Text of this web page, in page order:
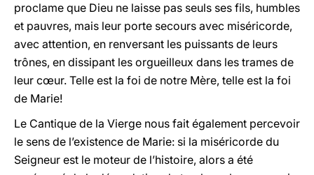
proclame que Dieu ne laisse pas seuls ses fils, humbles
et pauvres, mais leur porte secours avec miséricorde,
avec attention, en renversant les puissants de leurs
trônes, en dissipant les orgueilleux dans les trames de
leur cœur. Telle est la foi de notre Mère, telle est la foi
de Marie!
Le Cantique de la Vierge nous fait également percevoir
le sens de l’existence de Marie: si la miséricorde du
Seigneur est le moteur de l’histoire, alors a été